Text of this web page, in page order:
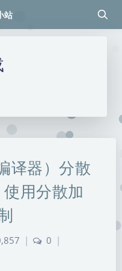
站
译器）分散
用分散加
| 0 |